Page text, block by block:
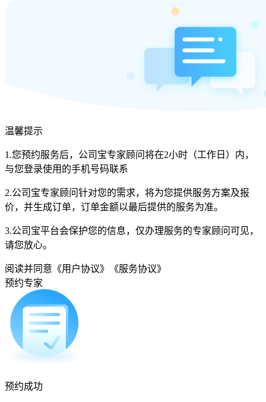
温馨提示
1.您预约服务后，公司宝专家顾问将在2小时（工作日）内，
与您登录使用的手机号码联系
2.公司宝专家顾问针对您的需求，将为您提供服务方案及报
价，并生成订单，订单金额以最后提供的服务为准。
3.公司宝平台会保护您的信息，仅办理服务的专家顾问可见，
请您放心。
阅读并同意 《用户协议》
《服务协议》
预约专家
预约成功